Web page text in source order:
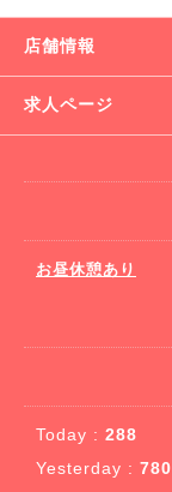
店舗情報
求人ページ
お昼休憩あり
Today : 288
Yesterday : 780